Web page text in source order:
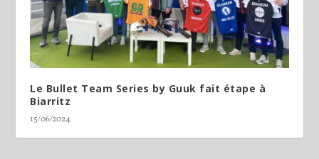
Le Bullet Team Series by Guuk fait étape à
Biarritz
15/06/2024